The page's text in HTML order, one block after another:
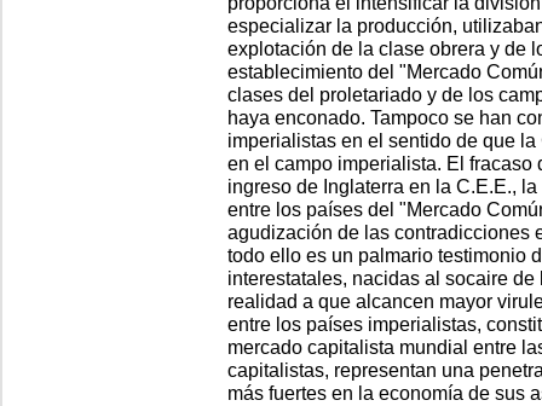
especializar la producción,
explotación de la clase obrera y de
establecimiento del "Mercado
clases del proletariado y de los
haya enconado. Tampoco se han
imperialistas en el sentido de que
en el campo imperialista. El
ingreso de Inglaterra en la C.E.E.,
entre los países del "Mercado
agudización de las contradicciones
todo ello es un palmario testimonio
interestatales, nacidas al socaire
realidad a que alcancen mayor
entre los países imperialistas,
mercado capitalista mundial entre
capitalistas, representan una
más fuertes en la economía de sus